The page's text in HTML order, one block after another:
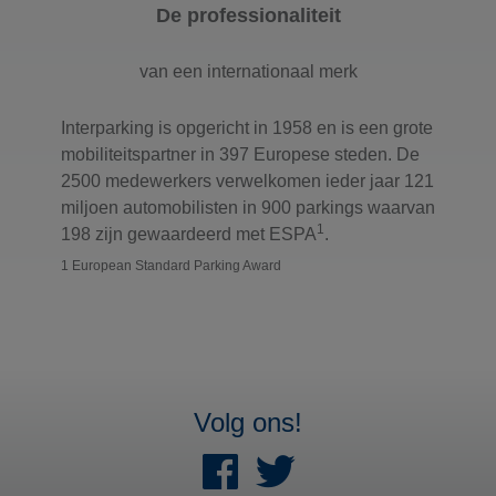
De professionaliteit
van een internationaal merk
Interparking is opgericht in 1958 en is een grote
mobiliteitspartner in 397 Europese steden. De
2500 medewerkers verwelkomen ieder jaar 121
miljoen automobilisten in 900 parkings waarvan
198 zijn gewaardeerd met ESPA1 .
1 European Standard Parking Award
Volg ons!